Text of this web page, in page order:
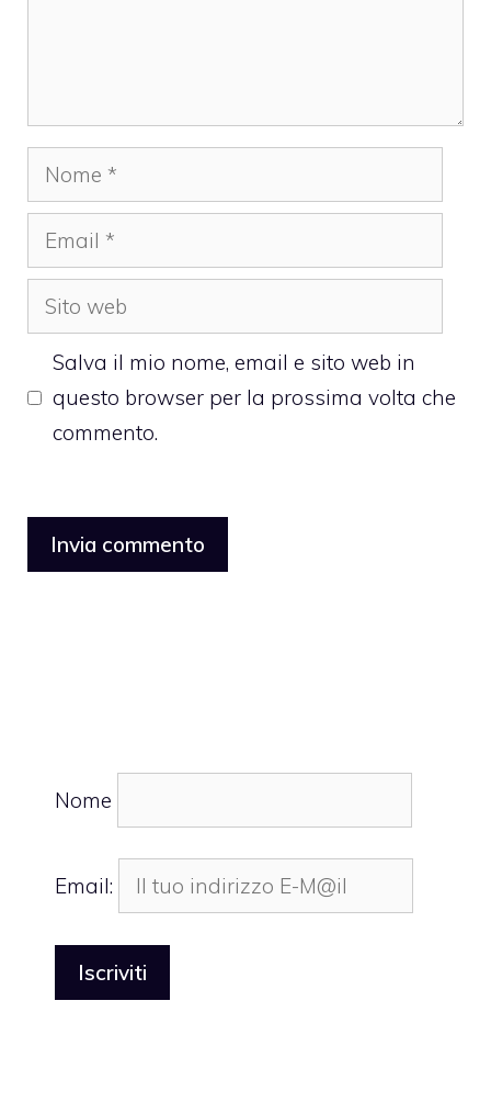
Nome
Email
Sito
web
Salva il mio nome, email e sito web in
questo browser per la prossima volta che
commento.
Nome
Email: